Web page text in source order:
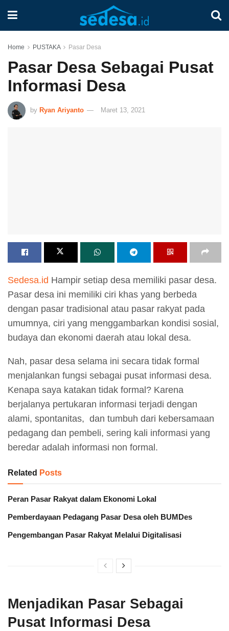
Home PUSTAKA Pasar Desa
Pasar Desa Sebagai Pusat
Informasi Desa
by Ryan Ariyanto Maret 13, 2021
Sedesa.id Hampir setiap desa memiliki pasar desa.
Pasar desa ini memiliki ciri khas yang berbeda
dengan pasar tradisional atau pasar rakyat pada
umumnya, ciri yang menggambarkan kondisi sosial,
budaya dan ekonomi daerah atau lokal desa.
Nah, pasar desa selama ini secara tidak formal
menjalankan fungsi sebagai pusat informasi desa.
Kenapa saya katakan tidak formal? Karena
berjalanya pertukaran informasi terjadi dengan
alami, spontanitas, dan tumbuh dari kebersamaan
pedagang dan pembeli, sering kali informasi yang
beredar adalah informasi non formal.
Related Posts
Peran Pasar Rakyat dalam Ekonomi Lokal
Pemberdayaan Pedagang Pasar Desa oleh BUMDes
Pengembangan Pasar Rakyat Melalui Digitalisasi
Menjadikan Pasar Sebagai
Pusat Informasi Desa